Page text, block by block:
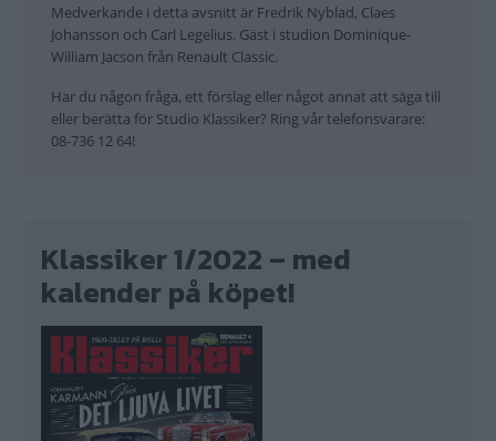
Medverkande i detta avsnitt är Fredrik Nyblad, Claes
Johansson och Carl Legelius. Gäst i studion Dominique-
William Jacson från Renault Classic.
Har du någon fråga, ett förslag eller något annat att säga till
eller berätta för Studio Klassiker? Ring vår telefonsvarare:
08-736 12 64!
Klassiker 1/2022 – med
kalender på köpet!